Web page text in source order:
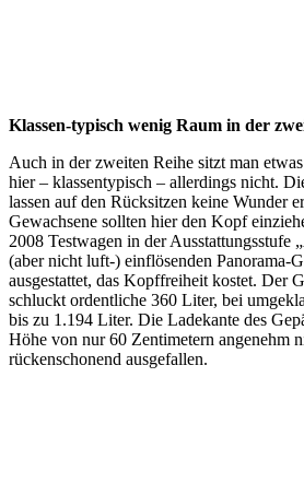
Klassen-typisch wenig Raum in der
Auch in der zweiten Reihe sitzt man
hier – klassentypisch – allerdings nicht.
lassen auf den Rücksitzen keine Wunder
Gewachsene sollten hier den Kopf
2008 Testwagen in der Ausstattungsstufe
(aber nicht luft-) einflösenden Panorama-
ausgestattet, das Kopffreiheit kostet. Der
schluckt ordentliche 360 Liter, bei
bis zu 1.194 Liter. Die Ladekante des
Höhe von nur 60 Zentimetern angenehm
rückenschonend ausgefallen.